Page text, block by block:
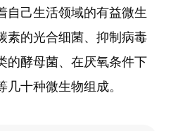
自己生活领域的有益微生
素的光合细菌、抑制病毒
的酵母菌、在厌氧条件下
十种微生物组成。